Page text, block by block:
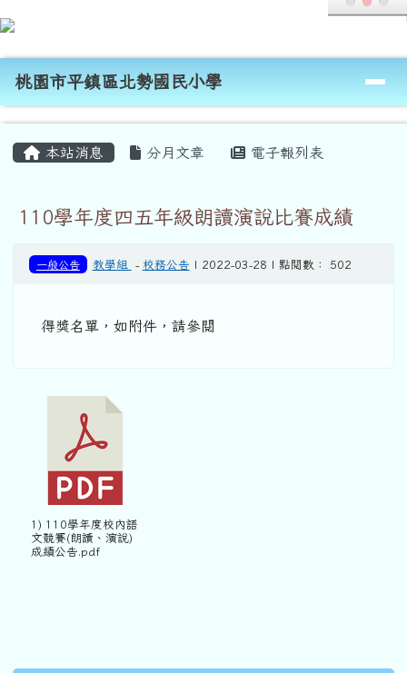
跳至主內容區
桃園市平鎮區北勢國民小學
導覽列
桃園市平鎮區北勢國民小學
本站消息 分月文章 電子報列表
110學年度四五年級朗讀演說比賽成績
一般公告 教學組 - 校務公告 | 2022-03-28 | 點閱數： 502
得獎名單，如附件，請參閱
1) 110學年度校內語
文競賽(朗讀、演說)
成績公告.pdf